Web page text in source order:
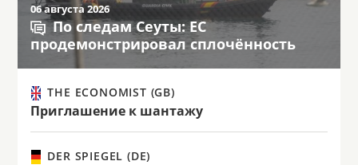
06 августа 2026
По следам Сеуты: ЕС
продемонстрировал сплочённость
THE ECONOMIST (GB)
Приглашение к шантажу
DER SPIEGEL (DE)